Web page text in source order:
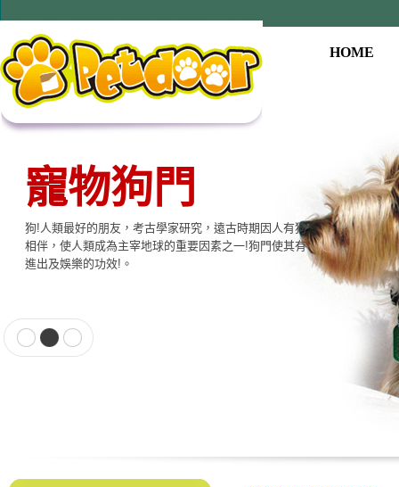
HOME
寵物狗門
狗!人類最好的朋友，考古學家研究，遠古時期因人有狗
相伴，使人類成為主宰地球的重要因素之一!狗門使其有
進出及娛樂的功效!。